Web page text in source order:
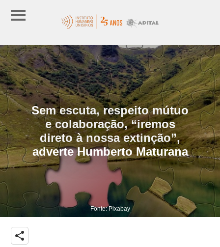
Sem escuta, respeito mútuo
e colaboração, “iremos
direto à nossa extinção”,
adverte Humberto Maturana
Fonte: Pixabay
share